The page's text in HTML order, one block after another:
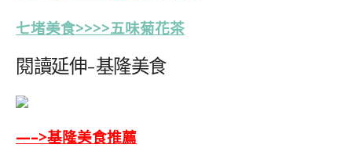
七堵美食>>>>五味菊花茶
閱讀延伸-基隆美食
—–>基隆美食推薦